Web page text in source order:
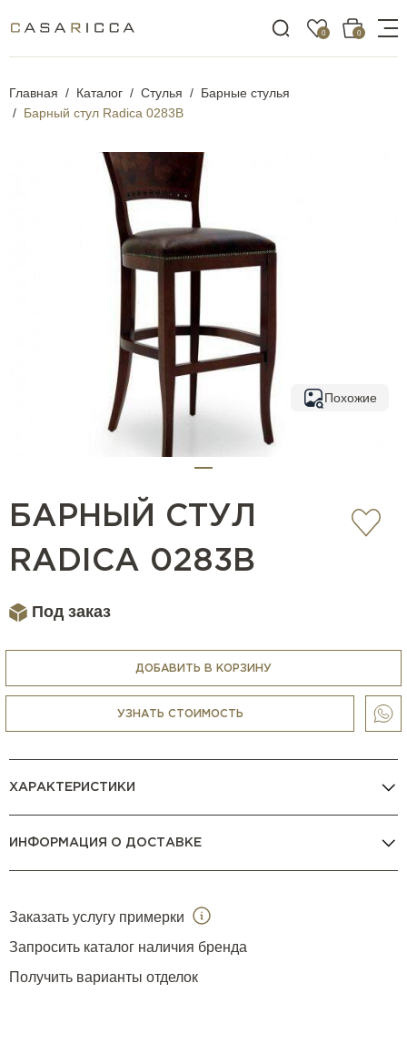
0 0
Главная Каталог Стулья
Барные стулья
Барный стул Radica 0283B
Похожие
БАРНЫЙ СТУЛ
RADICA 0283B
Под заказ
ДОБАВИТЬ В КОРЗИНУ
УЗНАТЬ СТОИМОСТЬ
ХАРАКТЕРИСТИКИ
ИНФОРМАЦИЯ О ДОСТАВКЕ
Заказать услугу примерки
Запросить каталог наличия бренда
Получить варианты отделок